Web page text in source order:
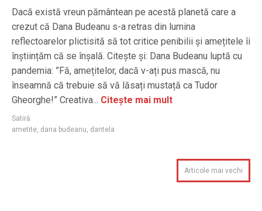
Dacă există vreun pământean pe acestă planetă care a
crezut că Dana Budeanu s-a retras din lumina
reflectoarelor plictisită să tot critice penibilii și amețitele îi
înștiințăm că se înșală. Citește și: Dana Budeanu luptă cu
pandemia: ”Fă, amețitelor, dacă v-ați pus mască, nu
înseamnă că trebuie să vă lăsați mustață ca Tudor
Gheorghe!” Creativa... Citește mai mult
Satiră
ametite, dana budeanu, dantela
Articole mai vechi